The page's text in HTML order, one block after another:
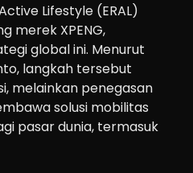
Lifestyle (ERAL)
merek XPENG,
global ini. Menurut
langkah tersebut
melainkan penegasan
solusi mobilitas
pasar dunia, termasuk